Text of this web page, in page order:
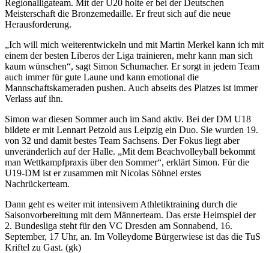
Regionalligateam. Mit der U20 holte er bei der Deutschen
Meisterschaft die Bronzemedaille. Er freut sich auf die neue
Herausforderung.
„Ich will mich weiterentwickeln und mit Martin Merkel kann ich mit
einem der besten Liberos der Liga trainieren, mehr kann man sich
kaum wünschen“, sagt Simon Schumacher. Er sorgt in jedem Team
auch immer für gute Laune und kann emotional die
Mannschaftskameraden pushen. Auch abseits des Platzes ist immer
Verlass auf ihn.
Simon war diesen Sommer auch im Sand aktiv. Bei der DM U18
bildete er mit Lennart Petzold aus Leipzig ein Duo. Sie wurden 19.
von 32 und damit bestes Team Sachsens. Der Fokus liegt aber
unveränderlich auf der Halle. „Mit dem Beachvolleyball bekommt
man Wettkampfpraxis über den Sommer“, erklärt Simon. Für die
U19-DM ist er zusammen mit Nicolas Söhnel erstes
Nachrückerteam.
Dann geht es weiter mit intensivem Athletiktraining durch die
Saisonvorbereitung mit dem Männerteam. Das erste Heimspiel der
2. Bundesliga steht für den VC Dresden am Sonnabend, 16.
September, 17 Uhr, an. Im Volleydome Bürgerwiese ist das die TuS
Kriftel zu Gast. (gk)